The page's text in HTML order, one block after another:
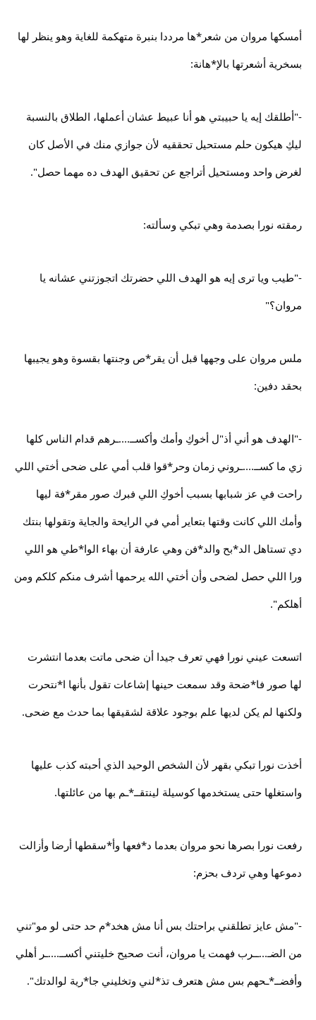
أمسكها مروان من شعر*ها مرددا بنبرة متهكمة للغاية وهو ينظر لها
بسخرية أشعرتها بالإ*هانة:
-"أطلقك إيه يا حبيبتي هو أنا عبيط عشان أعملها، الطلاق بالنسبة
ليكِ هيكون حلم مستحيل تحققيه لأن جوازي منك في الأصل كان
لغرض واحد ومستحيل أتراجع عن تحقيق الهدف ده مهما حصل".
رمقته نورا بصدمة وهي تبكي وسألته:
-"طيب ويا ترى إيه هو الهدف اللي حضرتك اتجوزتني عشانه يا
مروان؟"
ملس مروان على وجهها قبل أن يقر*ص وجنتها بقسوة وهو يجيبها
بحقد دفين:
-"الهدف هو أني أذ"ل أخوكِ وأمك وأكســ....ـرهم قدام الناس كلها
زي ما كســ....ـروني زمان وحر*قوا قلب أمي على ضحى أختي اللي
راحت في عز شبابها بسبب أخوكِ اللي فبرك صور مقر*فة ليها
وأمك اللي كانت وقتها بتعاير أمي في الرايحة والجاية وتقولها بنتك
دي تستاهل الد*بح والد*فن وهي عارفة أن بهاء الوا*طي هو اللي
ورا اللي حصل لضحى وأن أختي الله يرحمها أشرف منكم كلكم ومن
أهلكم".
اتسعت عيني نورا فهي تعرف جيدا أن ضحى ماتت بعدما انتشرت
لها صور فا*ضحة وقد سمعت حينها إشاعات تقول بأنها ا*نتحرت
ولكنها لم يكن لديها علم بوجود علاقة لشقيقها بما حدث مع ضحى.
أخذت نورا تبكي بقهر لأن الشخص الوحيد الذي أحبته كذب عليها
واستغلها حتى يستخدمها كوسيلة لينتقــ*ـم بها من عائلتها.
رفعت نورا بصرها نحو مروان بعدما د*فعها وأ*سقطها أرضا وأزالت
دموعها وهي تردف بحزم:
-"مش عايز تطلقني براحتك بس أنا مش هخد*م حد حتى لو مو"تني
من الضـ...ــرب فهمت يا مروان، أنت صحيح خليتني أكســ....ـر أهلي
وأفضــ*ـحهم بس مش هتعرف تذ*لني وتخليني جا*رية لوالدتك".